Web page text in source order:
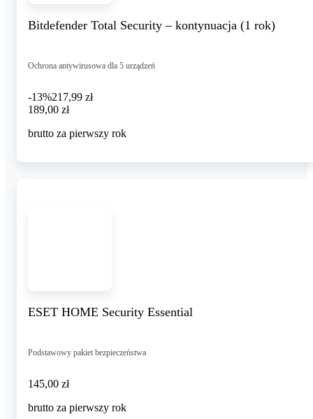
Bitdefender Total Security – kontynuacja (1 rok)
Ochrona antywirusowa dla 5 urządzeń
-13%217,99 zł
189,00 zł
189,00 zł
brutto za pierwszy rok
ESET HOME Security Essential
Podstawowy pakiet bezpieczeństwa
145,00 zł
145,00 zł
brutto za pierwszy rok